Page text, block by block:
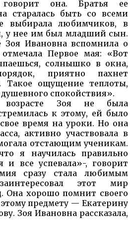
она. Братья ее
старалась быть со всеми
выбирала любимчиков, в
у нее им был младший сын.
Ивановна вспомнила о
Первое мая: «Вот
солнышко в окна,
приятно пахнет
Такое ощущение теплоты,
спокойствия».
возрасте Зоя не была
к этому, ей было
время на уроки. Но она
активно участвовала в
отстающим ученикам.
я научилась правильно
и все успевала»-, говорит
сразу стала любимым
этот мир
Она хорошо помнит своего
предмету — Екатерину
Зоя Ивановна рассказала,